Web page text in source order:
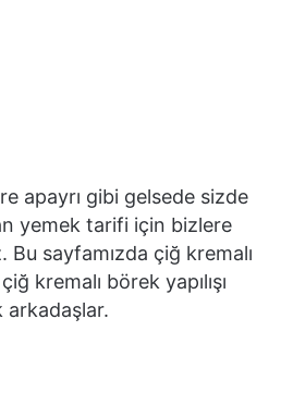
apayrı gibi gelsede sizde
yemek tarifi için bizlere
sayfamızda çiğ kremalı
kremalı börek yapılışı
arkadaşlar.